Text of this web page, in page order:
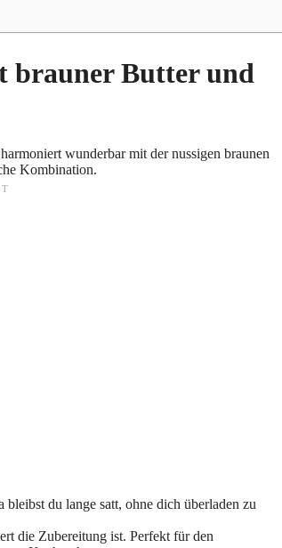
brauner Butter und
wunderbar mit der nussigen braunen
Kombination.
du lange satt, ohne dich überladen zu
die Zubereitung ist. Perfekt für den